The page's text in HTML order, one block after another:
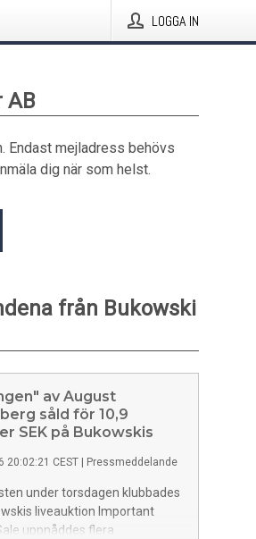
LOGGA IN
AB
Endast mejladress behövs
dig när som helst.
från Bukowski
av August
såld för 10,9
SEK på Bukowskis
20:02:21 CEST Pressmeddelande
under torsdagen klubbades
liveauktion Important
uppnåddes flera